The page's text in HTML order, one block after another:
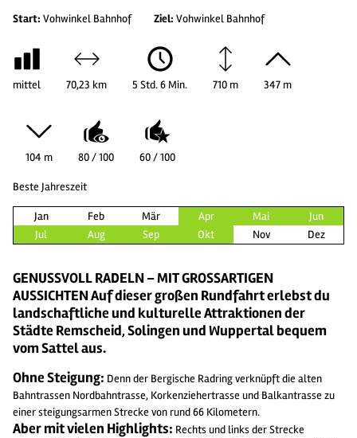
Start: Vohwinkel Bahnhof Ziel: Vohwinkel Bahnhof
mittel 70,23 km 5 Std. 6 Min. 710 m 347 m
104 m 80 / 100 60 / 100
Beste Jahreszeit
Jan Feb Mär Apr Mai
Jun
Jul
Aug Sep Okt Nov Dez
GENUSSVOLL RADELN – MIT GROSSARTIGEN
AUSSICHTEN Auf dieser großen Rundfahrt erlebst du
landschaftliche und kulturelle Attraktionen der
Städte Remscheid, Solingen und Wuppertal bequem
vom Sattel aus.
Ohne Steigung: Denn der Bergische Radring verknüpft die alten
Bahntrassen Nordbahntrasse, Korkenziehertrasse und Balkantrasse zu
einer steigungsarmen Strecke von rund 66 Kilometern.
Aber mit vielen Highlights: Rechts und links der Strecke